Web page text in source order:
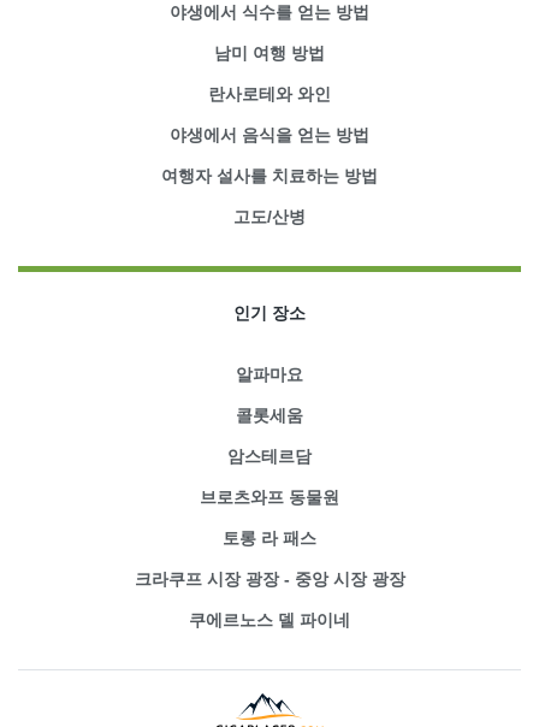
야생에서 식수를 얻는 방법
남미 여행 방법
란사로테와 와인
야생에서 음식을 얻는 방법
여행자 설사를 치료하는 방법
고도/산병
인기 장소
알파마요
콜롯세움
암스테르담
브로츠와프 동물원
토롱 라 패스
크라쿠프 시장 광장 - 중앙 시장 광장
쿠에르노스 델 파이네